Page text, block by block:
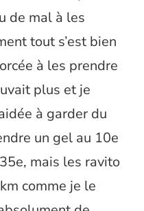
de mal à les
tout s’est bien
à les prendre
plus et je
à garder du
un gel au 10e
mais les ravito
comme je le